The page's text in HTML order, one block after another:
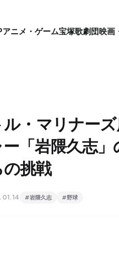
アニメ・ゲーム宝塚歌劇団映画
・マリナー
「岩隈久志
挑戦
#岩隈久志 #野球